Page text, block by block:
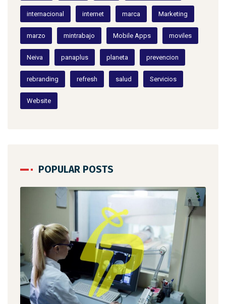
internacional internet marca Marketing
marzo mintrabajo Mobile Apps moviles
Neiva panaplus planeta prevencion
rebranding refresh salud Servicios
Website
POPULAR POSTS